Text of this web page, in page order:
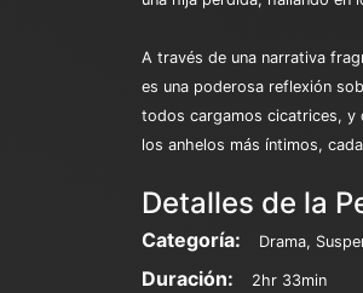
A través de una narrativa
es una poderosa reflexión
todos cargamos cicatrices, y
los anhelos más íntimos,
Detalles de la
Categoría: Drama,
Duración: 2hr 33min